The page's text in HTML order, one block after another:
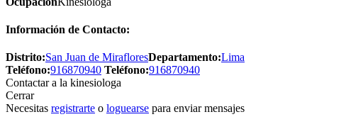
Información de Contacto:
Distrito:San Juan de MirafloresDepartamento:Lima
Teléfono:916870940 Teléfono:916870940
Contactar a la kinesiologa
Cerrar
Necesitas registrarte o loguearse para enviar mensajes